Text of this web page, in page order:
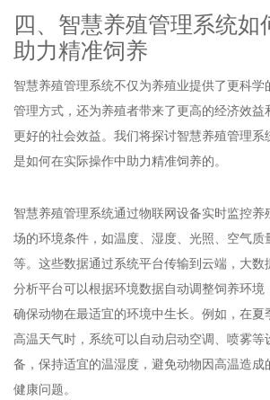
四、智慧养殖管理系统如
助力精准饲养
智慧养殖管理系统不仅为养殖业提供了更科学
管理方式，还为养殖者带来了更高的经济效益
更好的社会效益。我们将探讨智慧养殖管理系
是如何在实际操作中助力精准饲养的。
智慧养殖管理系统通过物联网设备实时监控养
场的环境条件，如温度、湿度、光照、空气质
等。这些数据通过系统平台传输到云端，大数
分析平台可以根据环境数据自动调整饲养环境
确保动物在最适宜的环境中生长。例如，在夏
高温天气时，系统可以自动启动空调、喷雾等
备，保持适宜的温湿度，避免动物因高温造成
健康问题。